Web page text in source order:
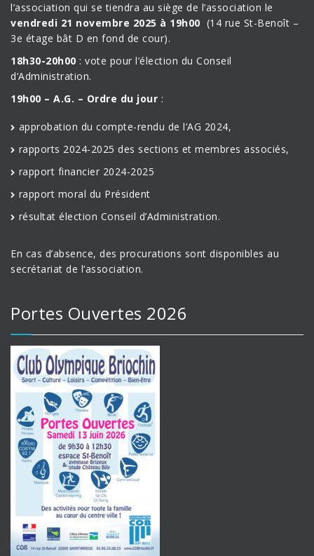
l’association qui se tiendra au siège de l’association le
vendredi 21 novembre 2025 à 19h00 (14 rue St-Benoît –
3e étage bât D en fond de cour).
18h30-20h00 : vote pour l’élection du Conseil
d’Administration.
19h00 – A.G. – Ordre du jour :
approbation du compte-rendu de l’AG 2024,
rapports 2024-2025 des sections et membres associés,
rapport financier 2024-2025
rapport moral du Président
résultat élection Conseil d’Administration.
En cas d’absence, des procurations sont disponibles au
secrétariat de l’association.
Portes Ouvertes 2026